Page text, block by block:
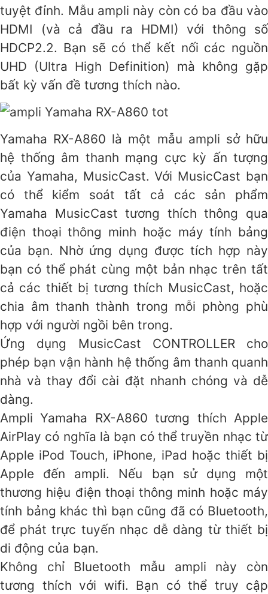
tuyệt đỉnh. Mẫu ampli này còn có ba đầu vào
HDMI (và cả đầu ra HDMI) với thông số
HDCP2.2. Bạn sẽ có thể kết nối các nguồn
UHD (Ultra High Definition) mà không gặp
bất kỳ vấn đề tương thích nào.
Yamaha RX-A860 là một mẫu ampli sở hữu
hệ thống âm thanh mạng cực kỳ ấn tượng
của Yamaha, MusicCast. Với MusicCast bạn
có thể kiểm soát tất cả các sản phẩm
Yamaha MusicCast tương thích thông qua
điện thoại thông minh hoặc máy tính bảng
của bạn. Nhờ ứng dụng được tích hợp này
bạn có thể phát cùng một bản nhạc trên tất
cả các thiết bị tương thích MusicCast, hoặc
chia âm thanh thành trong mỗi phòng phù
hợp với người ngồi bên trong.
Ứng dụng MusicCast CONTROLLER cho
phép bạn vận hành hệ thống âm thanh quanh
nhà và thay đổi cài đặt nhanh chóng và dễ
dàng.
Ampli Yamaha RX-A860 tương thích Apple
AirPlay có nghĩa là bạn có thể truyền nhạc từ
Apple iPod Touch, iPhone, iPad hoặc thiết bị
Apple đến ampli. Nếu bạn sử dụng một
thương hiệu điện thoại thông minh hoặc máy
tính bảng khác thì bạn cũng đã có Bluetooth,
để phát trực tuyến nhạc dễ dàng từ thiết bị
di động của bạn.
Không chỉ Bluetooth mẫu ampli này còn
tương thích với wifi. Bạn có thể truy cập